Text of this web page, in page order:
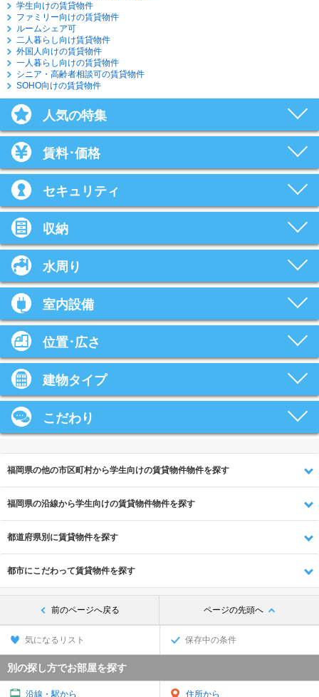
学生向けの賃貸物件
ファミリー向けの賃貸物件
ルームシェア可
二人暮らし向け賃貸物件
外国人向けの賃貸物件
一人暮らし向けの賃貸物件
シニア・高齢者相談可の賃貸物件
SOHO向けの賃貸物件
人気の特集
賃料･価格
セキュリティ
収納
水周り
室内設備
位置･広さ
建物タイプ
こだわり
福岡県の他の市区町村から学生向けの賃貸物件物件を探す
福岡県の沿線から学生向けの賃貸物件物件を探す
都道府県別に賃貸物件を探す
都市にこだわって賃貸物件を探す
前のページへ戻る ページの先頭へ
気になるリスト 保存中の条件
別の探し方でお部屋を探す
沿線・駅から 住所から